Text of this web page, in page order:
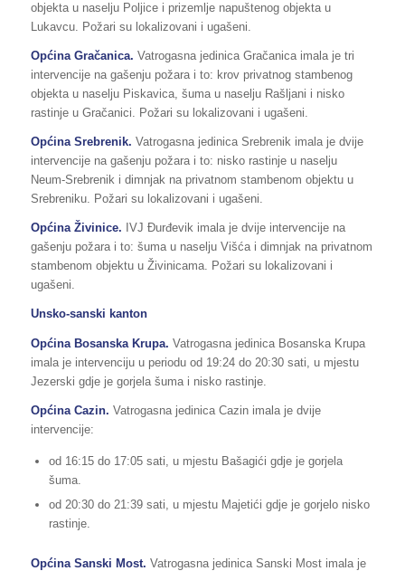
objekta u naselju Poljice i prizemlje napuštenog objekta u
Lukavcu. Požari su lokalizovani i ugašeni.
Općina Gračanica. Vatrogasna jedinica Gračanica imala je tri
intervencije na gašenju požara i to: krov privatnog stambenog
objekta u naselju Piskavica, šuma u naselju Rašljani i nisko
rastinje u Gračanici. Požari su lokalizovani i ugašeni.
Općina Srebrenik. Vatrogasna jedinica Srebrenik imala je dvije
intervencije na gašenju požara i to: nisko rastinje u naselju
Neum-Srebrenik i dimnjak na privatnom stambenom objektu u
Srebreniku. Požari su lokalizovani i ugašeni.
Općina Živinice. IVJ Đurđevik imala je dvije intervencije na
gašenju požara i to: šuma u naselju Višća i dimnjak na privatnom
stambenom objektu u Živinicama. Požari su lokalizovani i
ugašeni.
Unsko-sanski kanton
Općina Bosanska Krupa. Vatrogasna jedinica Bosanska Krupa
imala je intervenciju u periodu od 19:24 do 20:30 sati, u mjestu
Jezerski gdje je gorjela šuma i nisko rastinje.
Općina Cazin. Vatrogasna jedinica Cazin imala je dvije
intervencije:
od 16:15 do 17:05 sati, u mjestu Bašagići gdje je gorjela
šuma.
od 20:30 do 21:39 sati, u mjestu Majetići gdje je gorjelo nisko
rastinje.
Općina Sanski Most. Vatrogasna jedinica Sanski Most imala je